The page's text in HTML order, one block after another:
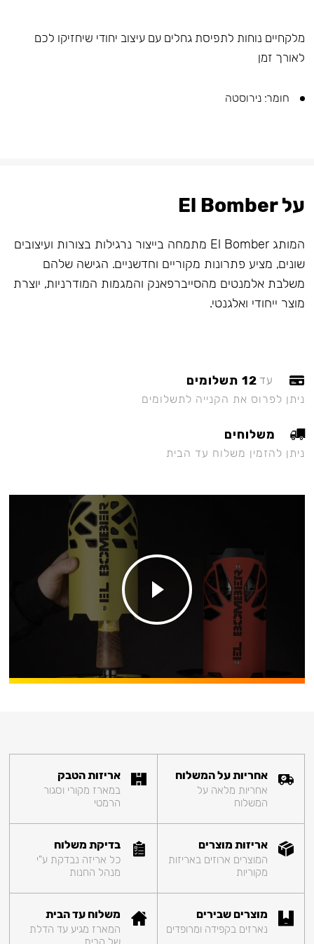
מלקחיים נוחות לתפיסת גחלים עם עיצוב יחודי שיחזיקו לכם
לאורך זמן
חומר: נירוסטה
על El Bomber
המותג El Bomber מתמחה בייצור נרגילות בצורות ועיצובים
שונים, מציע פתרונות מקוריים וחדשניים. הגישה שלהם
משלבת אלמנטים מהסייברפאנק והמגמות המודרניות, יוצרת
מוצר ייחודי ואלגנטי.
עד 12 תשלומים
ניתן לפרוס את הקנייה לתשלומים
משלוחים
ניתן להזמין משלוח עד הבית
אחריות על המשלוח
אחריות מלאה על
המשלוח
אריזות הטבק
במארז מקורי וסגור
הרמטי
אריזות מוצרים
המוצרים ארוזים באריזות
מקוריות
בדיקת משלוח
כל אריזה נבדקת ע"י
מנהל החנות
מוצרים שבירים
נארזים בקפידה ומרופדים
משלוח עד הבית
המארז מגיע עד הדלת